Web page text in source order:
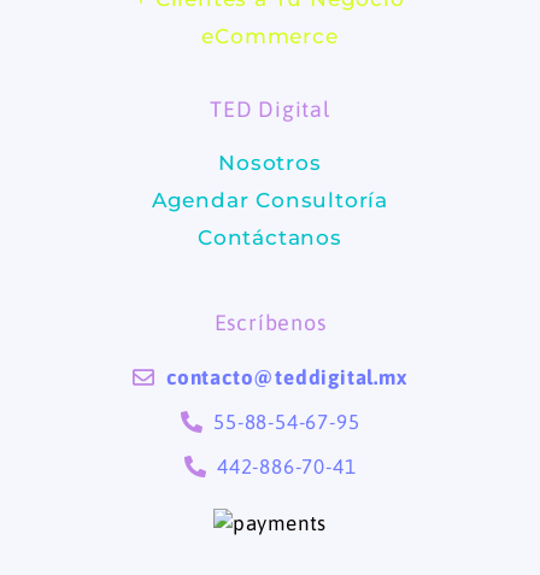
b
o
k
a
r
a
m
eCommerce
TED Digital
Nosotros
Agendar Consultoría
Contáctanos
Escríbenos
contacto@teddigital.mx
55-88-54-67-95
442-886-70-41